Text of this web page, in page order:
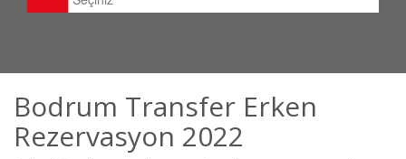
Bodrum Transfer Erken
Rezervasyon 2022